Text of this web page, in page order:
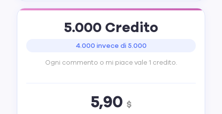
5.000 Credito
4.000 invece di 5.000
Ogni commento o mi piace vale 1 credito.
5,90 $